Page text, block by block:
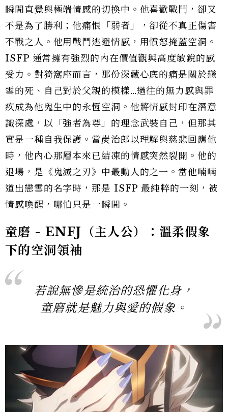
瞬間直覺與極端情感的切換中。他喜歡戰鬥，卻又
不是為了勝利；他痛恨「弱者」，卻從不真正傷害
不戰之人。他用戰鬥逃避情感，用憤怒掩蓋空洞。
ISFP 通常擁有強烈的內在價值觀與高度敏銳的感
受力。對猗窩座而言，那份深藏心底的痛是關於戀
雪的死、自己對於父親的模樣…過往的無力感與罪
疚成為他鬼生中的永恆空洞。他將情感封印在潛意
識深處，以「強者為尊」的理念武裝自己，但那其
實是一種自我保護。當炭治郎以理解與慈悲回應他
時，他內心那層本來已結凍的情感突然裂開。他的
退場，是《鬼滅之刃》中最動人的之一。當他喃喃
道出戀雪的名字時，那是 ISFP 最純粹的一刻，被
情感喚醒，哪怕只是一瞬間。
童磨 - ENFJ（主人公）：溫柔假象
下的空洞領袖
若說無慘是統治的恐懼化身，
童磨就是魅力與愛的假象。